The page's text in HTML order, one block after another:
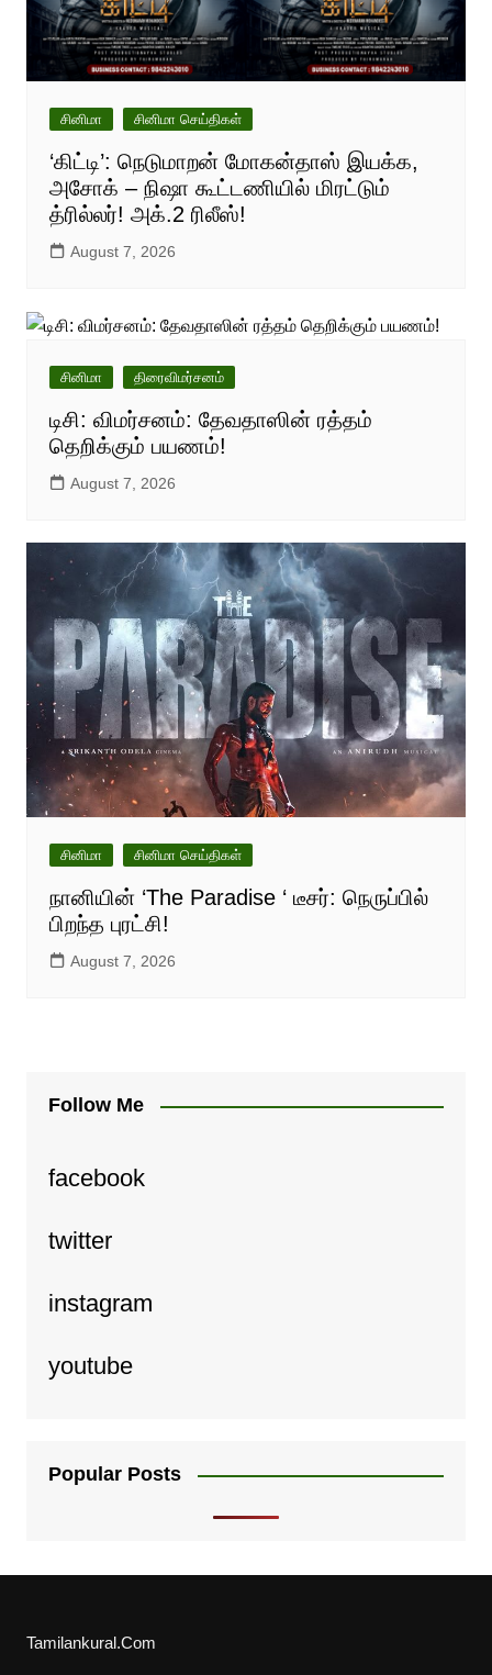
சினிமா சினிமா செய்திகள்
‘கிட்டி’: நெடுமாறன் மோகன்தாஸ் இயக்க,
அசோக் – நிஷா கூட்டணியில் மிரட்டும்
த்ரில்லர்! அக்.2 ரிலீஸ்!
August 7, 2026
சினிமா திரைவிமர்சனம்
டிசி: விமர்சனம்: தேவதாஸின் ரத்தம்
தெறிக்கும் பயணம்!
August 7, 2026
சினிமா சினிமா செய்திகள்
நானியின் ‘The Paradise ‘ டீசர்: நெருப்பில்
பிறந்த புரட்சி!
August 7, 2026
Follow Me
facebook
twitter
instagram
youtube
Popular Posts
Tamilankural.Com